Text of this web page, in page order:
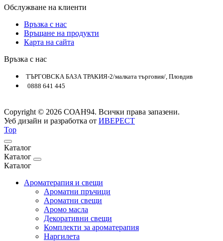
Обслужване на клиенти
Връзка с нас
Връщане на продукти
Карта на сайта
Връзка с нас
ТЪРГОВСКА БАЗА ТРАКИЯ-2/малката търговия/, Пловдив
0888 641 445
Copyright © 2026 СОАН94. Всички права запазени.
Уеб дизайн и разработка от ИВЕРЕСТ
Top
Каталог
Каталог
Каталог
Ароматерапия и свещи
Ароматни пръчици
Ароматни свещи
Аромо масла
Декоративни свещи
Комплекти за ароматерапия
Наргилета